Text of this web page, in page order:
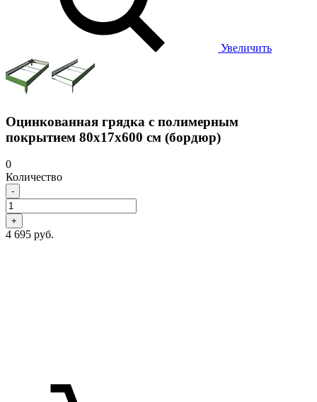
Увеличить
Оцинкованная грядка с полимерным
покрытием 80х17х600 см (бордюр)
0
Количество
-
+
4 695 руб.